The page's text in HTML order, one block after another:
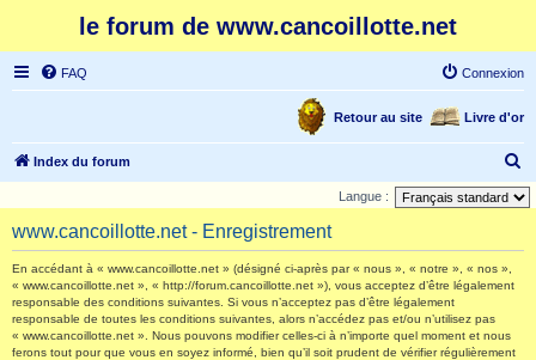
le forum de www.cancoillotte.net
FAQ Connexion
Livre d'or
Retour au site
Index du forum
e
Langue :
www.cancoillotte.net - Enregistrement
En accédant à « www.cancoillotte.net » (désigné ci-après par « nous », « notre », « nos »,
« www.cancoillotte.net », « http://forum.cancoillotte.net »), vous acceptez d’être légalement
responsable des conditions suivantes. Si vous n’acceptez pas d’être légalement
responsable de toutes les conditions suivantes, alors n’accédez pas et/ou n’utilisez pas
« www.cancoillotte.net ». Nous pouvons modifier celles-ci à n’importe quel moment et nous
ferons tout pour que vous en soyez informé, bien qu’il soit prudent de vérifier régulièrement